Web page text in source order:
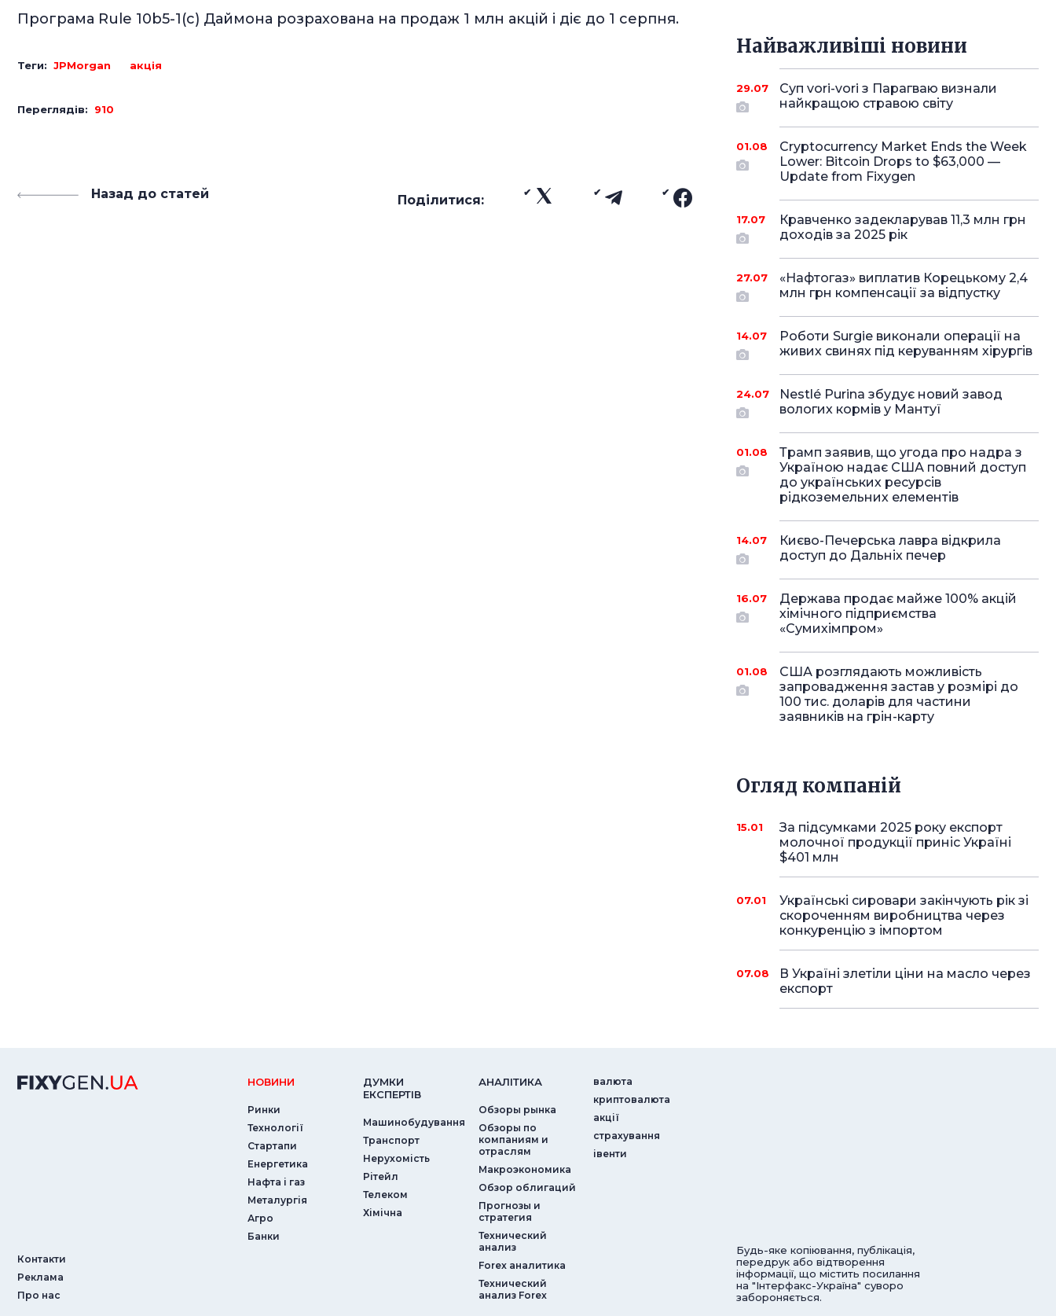
Програма Rule 10b5-1(c) Даймона розрахована на продаж 1 млн акцій і діє до 1 серпня.
Теги: JPMorgan акція
Переглядів: 910
Назад до статей Поділитися:
Найважливіші новини
29.07
Суп vori-vori з Парагваю визнали
найкращою стравою світу
01.08
Cryptocurrency Market Ends the Week
Lower: Bitcoin Drops to $63,000 —
Update from Fixygen
17.07
Кравченко задекларував 11,3 млн грн
доходів за 2025 рік
27.07
«Нафтогаз» виплатив Корецькому 2,4
млн грн компенсації за відпустку
14.07
Роботи Surgie виконали операції на
живих свинях під керуванням хірургів
24.07
Nestlé Purina збудує новий завод
вологих кормів у Мантуї
01.08
Трамп заявив, що угода про надра з
Україною надає США повний доступ
до українських ресурсів
рідкоземельних елементів
14.07
Києво-Печерська лавра відкрила
доступ до Дальніх печер
16.07
Держава продає майже 100% акцій
хімічного підприємства
«Сумихімпром»
01.08
США розглядають можливість
запровадження застав у розмірі до
100 тис. доларів для частини
заявників на грін-карту
Огляд компаній
15.01
За підсумками 2025 року експорт
молочної продукції приніс Україні
$401 млн
07.01
Українські сировари закінчують рік зі
скороченням виробництва через
конкуренцію з імпортом
07.08
В Україні злетіли ціни на масло через
експорт
Контакти
Реклама
Про нас
НОВИНИ
Ринки
Технології
Стартапи
Енергетика
Нафта і газ
Металургія
Агро
Банки
ДУМКИ
ЕКСПЕРТIВ
Машинобудування
Транспорт
Нерухомість
Рітейл
Телеком
Хімічна
АНАЛIТИКА
Обзоры рынка
Обзоры по
компаниям и
отраслям
Макроэкономика
Обзор облигаций
Прогнозы и
стратегия
Технический
анализ
Forex аналитика
Технический
анализ Forex
валюта
криптовалюта
акції
страхування
iвенти
Будь-яке копіювання, публікація,
передрук або відтворення
інформації, що містить посилання
на "Інтерфакс-Україна" суворо
забороняється.